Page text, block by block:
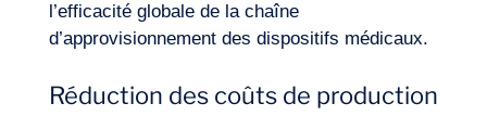
l’efficacité globale de la chaîne
d’approvisionnement des dispositifs médicaux.
Réduction des coûts de production